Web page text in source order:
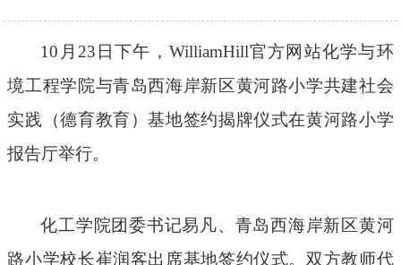
10月23日下午，WilliamHill官方网站化学与环
境工程学院与青岛西海岸新区黄河路小学共建社会
实践（德育教育）基地签约揭牌仪式在黄河路小学
报告厅举行。
化工学院团委书记易凡、青岛西海岸新区黄河
路小学校长崔润客出席基地签约仪式。双方教师代